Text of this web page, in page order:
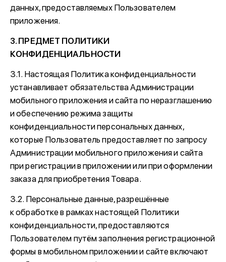
данных, предоставляемых Пользователем
приложения.
3. ПРЕДМЕТ ПОЛИТИКИ
КОНФИДЕНЦИАЛЬНОСТИ
3.1. Настоящая Политика конфиденциальности
устанавливает обязательства Администрации
мобильного приложения и сайта по неразглашению
и обеспечению режима защиты
конфиденциальности персональных данных,
которые Пользователь предоставляет по запросу
Администрации мобильного приложения и сайта
при регистрации в приложении или при оформлении
заказа для приобретения Товара.
3.2. Персональные данные, разрешённые
к обработке в рамках настоящей Политики
конфиденциальности, предоставляются
Пользователем путём заполнения регистрационной
формы в мобильном приложении и сайте включают